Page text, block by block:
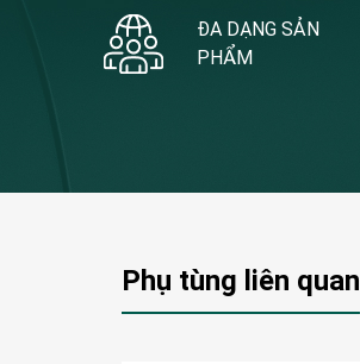
ĐA DẠNG SẢN
PHẨM
Phụ tùng liên quan